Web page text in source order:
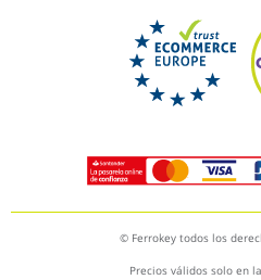
© Ferrokey todos los
Precios válidos solo en